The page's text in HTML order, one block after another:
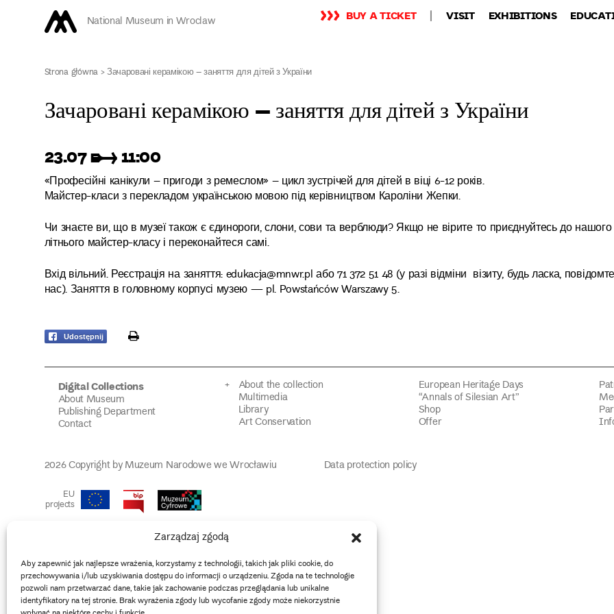
Zarządzaj zgodą
Aby zapewnić jak najlepsze wrażenia, korzystamy z technologii, takich jak pliki cookie, do
przechowywania i/lub uzyskiwania dostępu do informacji o urządzeniu. Zgoda na te technologie
pozwoli nam przetwarzać dane, takie jak zachowanie podczas przeglądania lub unikalne
identyfikatory na tej stronie. Brak wyrażenia zgody lub wycofanie zgody może niekorzystnie
National Museum in Wroclaw BUY A TICKET VISIT EXHIBITIONS
Strona główna>Зачаровані керамікою – заняття для дітей з України
Зачаровані керамікою – заняття для дітей з України
23.07 ➸ 11:00
«Професійні канікули – пригоди з ремеслом» – цикл зустрічей для дітей в віці 6-12 років.
Майстер-класи з перекладом українською мовою під керівництвом Кароліни Жепки.
Чи знаєте ви, що в музеї також є єдинороги, слони, сови та верблюди? Якщо не вірите то приєднуйтесь до нашого
літнього майстер-класу і переконайтеся самі.
Вхід вільний. Реєстрація на заняття: edukacja@mnwr.pl або 71 372 51 48 (у разі відміни візиту, будь ласка, повідомте
нас). Заняття в головному корпусі музею — pl. Powstańców Warszawy 5.
Udostępnij print
Digital Collections
About Museum
Publishing Department
Contact
About the collection
Multimedia
Library
Art Conservation
European Heritage Days
“Annals of Silesian Art”
Shop
Offer
2026 Copyright by Muzeum Narodowe we Wrocławiu Data protection policy
EU
projects